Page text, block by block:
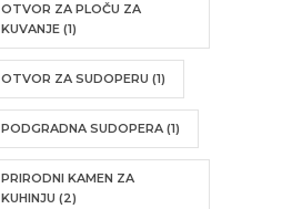
OTVOR ZA PLOČU ZA
KUVANJE (1)
OTVOR ZA SUDOPERU (1)
PODGRADNA SUDOPERA (1)
PRIRODNI KAMEN ZA
KUHINJU (2)